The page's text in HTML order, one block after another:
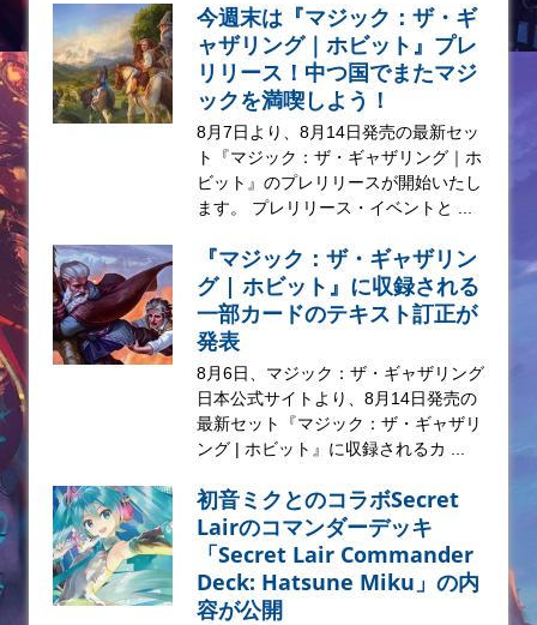
今週末は『マジック：ザ・ギ
ャザリング｜ホビット』プレ
リリース！中つ国でまたマジ
ックを満喫しよう！
8月7日より、8月14日発売の最新セッ
ト『マジック：ザ・ギャザリング｜ホ
ビット』のプレリリースが開始いたし
ます。 プレリリース・イベントと ...
『マジック：ザ・ギャザリン
グ | ホビット』に収録される
一部カードのテキスト訂正が
発表
8月6日、マジック：ザ・ギャザリング
日本公式サイトより、8月14日発売の
最新セット『マジック：ザ・ギャザリ
ング | ホビット』に収録されるカ ...
初音ミクとのコラボSecret
Lairのコマンダーデッキ
「Secret Lair Commander
Deck: Hatsune Miku」の内
容が公開